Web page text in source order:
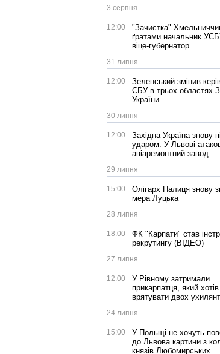
3 серпня
12:00
"Зачистка"
ґратами начальник
віце-губернатор
31 липня
12:00
Зеленський змінив
СБУ в трьох областях
України
30 липня
12:00
Західна Україна знову
ударом. У Львові
авіаремонтний завод
29 липня
15:00
Олігарх Палиця знову
мера Луцька
28 липня
18:00
ФК "Карпати" став
рекрутингу (ВІДЕО)
27 липня
12:00
У Рівному затримали
прикарпатця, який хотів
врятувати двох
24 липня
15:00
У Польщі не хочуть
до Львова картини з
князів Любомирських